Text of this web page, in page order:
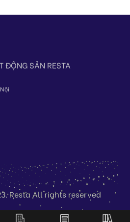
ĐỘNG SẢN RESTA
Resta All rights reserved